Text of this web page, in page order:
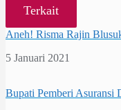
Terkait
Aneh! Risma Rajin
Tanggal
5 Januari 2021
Bupati Pemberi Asuransi